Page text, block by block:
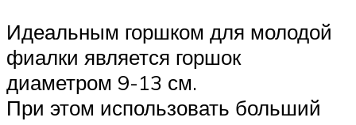
Идеальным горшком для молодой
фиалки является горшок
диаметром 9-13 см.
При этом использовать больший